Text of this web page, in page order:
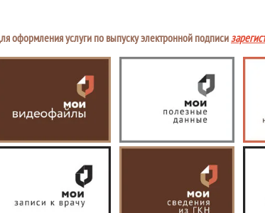
оформления услуги по выпуску электронной подписи